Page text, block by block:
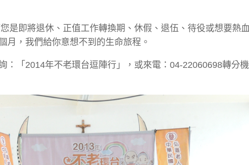
是即將退休、正值工作轉換期、休假、退伍、待役或想要熱
月，我們給你意想不到的生命旅程。
：「2014年不老環台逗陣行」，或來電：04-22060698轉分